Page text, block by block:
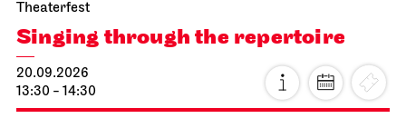
Theaterfest
Singing through the repertoire
20.09.2026
13:30 - 14:30